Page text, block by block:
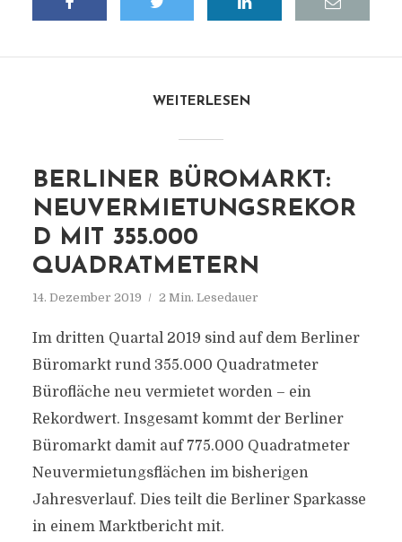
WEITERLESEN
BERLINER BÜROMARKT:
NEUVERMIETUNGSREKOR
D MIT 355.000
QUADRATMETERN
14. Dezember 2019 2 Min. Lesedauer
Im dritten Quartal 2019 sind auf dem Berliner
Büromarkt rund 355.000 Quadratmeter
Bürofläche neu vermietet worden – ein
Rekordwert. Insgesamt kommt der Berliner
Büromarkt damit auf 775.000 Quadratmeter
Neuvermietungsflächen im bisherigen
Jahresverlauf. Dies teilt die Berliner Sparkasse
in einem Marktbericht mit.